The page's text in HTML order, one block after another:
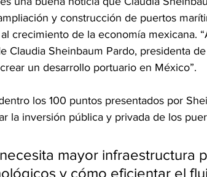
y construcción de puertos
crecimiento de la economía mexicana.
Claudia Sheinbaum Pardo, presidenta
un desarrollo portuario en México”.
los 100 puntos presentados por
la inversión pública y privada de los
mayor infraestructura
y cómo eficientar el